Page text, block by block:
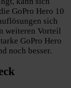
GoPro Hero 10
sich
weiteren Vorteil
GoPro Hero
noch besser.